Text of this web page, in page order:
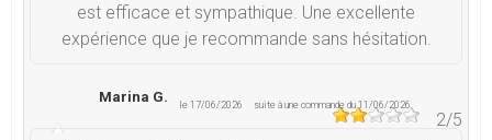
est efficace et sympathique. Une excellente
expérience que je recommande sans hésitation.
Marina G. le 17/06/2026 suite à une commande du 11/06/2026
2/5